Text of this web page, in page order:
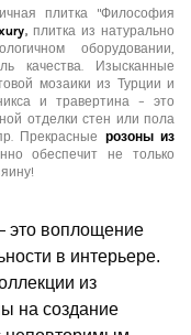
плитка
"Философия
,плитка из натурально
оборудовании,
качества. Изысканные
мозаики из Турции и
и травертина – это
отделки стен или пола
Прекрасные розоны из
обеспечит не только
это воплощение
в интерьере.
из
на создание